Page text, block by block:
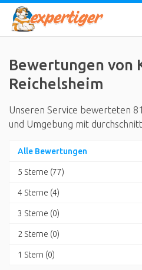
Bewertungen von
Reichelsheim
Unseren Service bewerteten
und Umgebung mit
Alle Bewertungen
5 Sterne (77)
4 Sterne (4)
3 Sterne (0)
2 Sterne (0)
1 Stern (0)